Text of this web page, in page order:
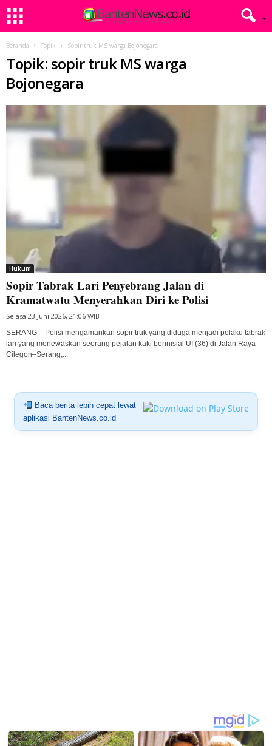
Beranda Topik Sopir truk MS warga Bojonegara
Topik: sopir truk MS warga
Bojonegara
Hukum
Sopir Tabrak Lari Penyebrang Jalan di
Kramatwatu Menyerahkan Diri ke Polisi
Selasa 23 Juni 2026, 21:06 WIB
SERANG – Polisi mengamankan sopir truk yang diduga menjadi pelaku tabrak
lari yang menewaskan seorang pejalan kaki berinisial UI (36) di Jalan Raya
Cilegon–Serang,...
Baca berita lebih cepat lewat
aplikasi BantenNews.co.id